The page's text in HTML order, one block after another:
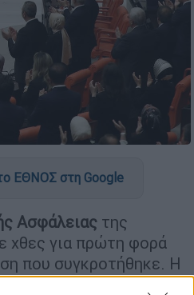
ΕΘΝΟΣ στη Google
Ασφάλειας της
χθες για πρώτη φορά
που συγκροτήθηκε. Η
3 ώρες.